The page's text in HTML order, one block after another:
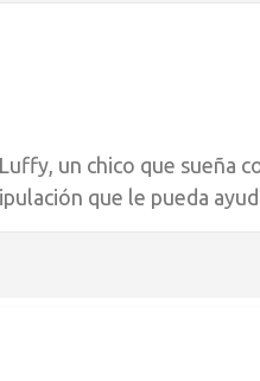
un chico que sueña
que le pueda